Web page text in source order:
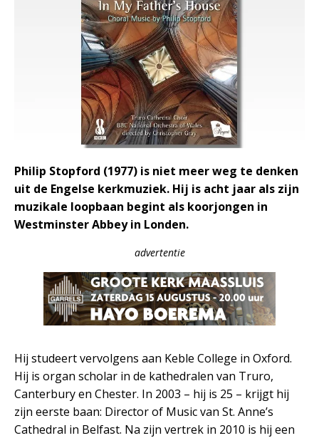
Philip Stopford (1977) is niet meer weg te denken
uit de Engelse kerkmuziek. Hij is acht jaar als zijn
muzikale loopbaan begint als koorjongen in
Westminster Abbey in Londen.
advertentie
Hij studeert vervolgens aan Keble College in Oxford.
Hij is organ scholar in de kathedralen van Truro,
Canterbury en Chester. In 2003 – hij is 25 – krijgt hij
zijn eerste baan: Director of Music van St. Anne’s
Cathedral in Belfast. Na zijn vertrek in 2010 is hij een